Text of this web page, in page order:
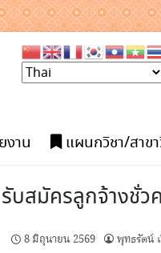
งาน แผนกวิชา/สาขา
บสมัครลูกจ้างชั่
8 มิถุนายน 2569 พุทธรัตน์